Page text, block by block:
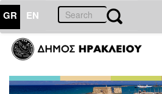
GR EN
ΑΝΘΕΚΤΙΚΗ
ΠΟΛΗ
Κοινωνική
Πολιτική